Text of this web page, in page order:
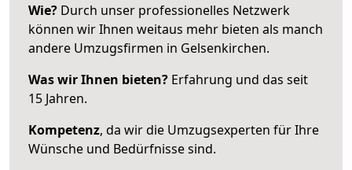
Wie? Durch unser professionelles Netzwerk
können wir Ihnen weitaus mehr bieten als manch
andere Umzugsfirmen in Gelsenkirchen.
Was wir Ihnen bieten? Erfahrung und das seit
15 Jahren.
Kompetenz, da wir die Umzugsexperten für Ihre
Wünsche und Bedürfnisse sind.